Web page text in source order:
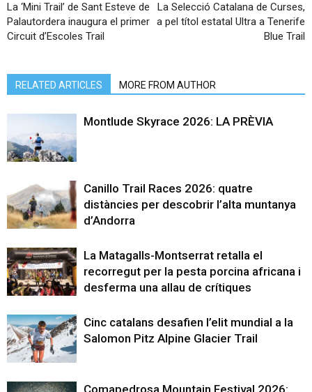
La ‘Mini Trail’ de Sant Esteve de
Palautordera inaugura el primer
Circuit d’Escoles Trail
La Selecció Catalana de Curses,
a pel títol estatal Ultra a Tenerife
Blue Trail
RELATED ARTICLES MORE FROM AUTHOR
Montlude Skyrace 2026: LA PRÈVIA
Canillo Trail Races 2026: quatre
distàncies per descobrir l’alta muntanya
d’Andorra
La Matagalls-Montserrat retalla el
recorregut per la pesta porcina africana i
desferma una allau de crítiques
Cinc catalans desafien l’elit mundial a la
Salomon Pitz Alpine Glacier Trail